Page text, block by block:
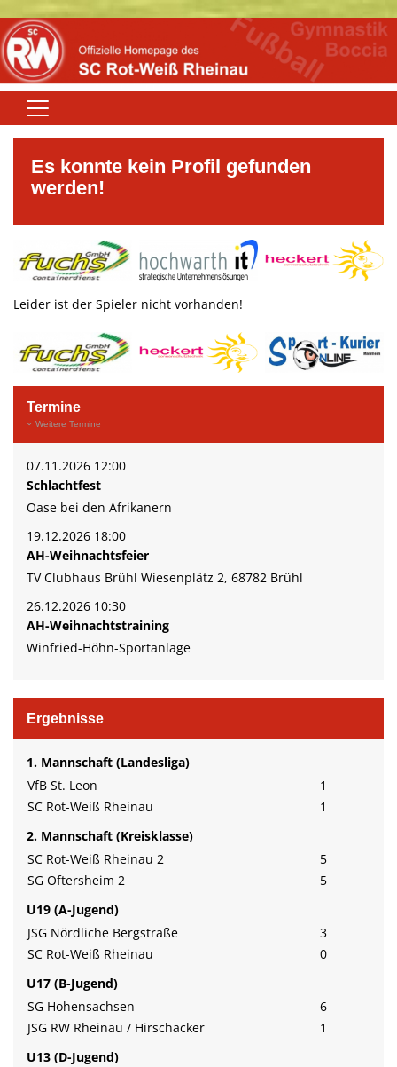
Home
Aktuelles
Fußball
Winfried-Höhn-Sportanlage
Impressum
Gaststätte
Gymnastik
Es konnte kein Profil gefunden
werden!
Leider ist der Spieler nicht vorhanden!
Termine
Weitere Termine
07.11.2026 12:00
Schlachtfest
Oase bei den Afrikanern
19.12.2026 18:00
AH-Weihnachtsfeier
TV Clubhaus Brühl Wiesenplätz 2, 68782 Brühl
26.12.2026 10:30
AH-Weihnachtstraining
Winfried-Höhn-Sportanlage
Ergebnisse
1. Mannschaft (Landesliga)
VfB St. Leon
1
SC Rot-Weiß Rheinau
1
2. Mannschaft (Kreisklasse)
SC Rot-Weiß Rheinau 2
5
SG Oftersheim 2
5
U19 (A-Jugend)
JSG Nördliche Bergstraße
3
SC Rot-Weiß Rheinau
0
U17 (B-Jugend)
SG Hohensachsen
6
JSG RW Rheinau / Hirschacker
1
U13 (D-Jugend)